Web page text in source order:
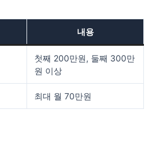
내용
첫째 200만원, 둘째 300만
원 이상
최대 월 70만원